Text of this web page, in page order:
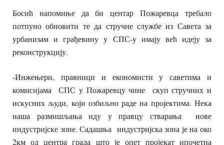
Босић напомиње да би центар Пожаревца требало
потпуно обновити те да стручне службе из Савета за
урбанизам и грађевину у СПС-у имају већ идеју за
реконструкцију.
-Инжењери, правници и економисти у саветима и
комисијама СПС у Пожаревцу чине скуп стручних и
искусних људи, који озбиљно раде на пројектима. Нека
наша размишљања иду у правцу стварања нове
индустријске зоне. Садашња индустријска зона је на око
2км од центра града што је опет пројекат ипочетна